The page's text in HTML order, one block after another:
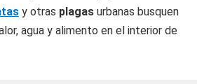
y otras plagas urbanas busquen
agua y alimento en el interior de